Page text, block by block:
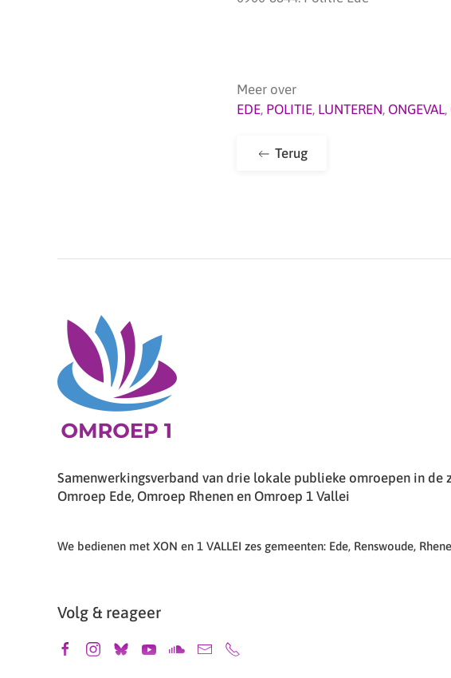
Meer over
EDE, POLITIE, LUNTEREN, ONGEVAL,
Terug
Samenwerkingsverband van drie lokale publieke omroepen in de
Omroep Ede, Omroep Rhenen en Omroep 1 Vallei
We bedienen met XON en 1 VALLEI zes gemeenten: Ede, Renswoude,
Volg & reageer